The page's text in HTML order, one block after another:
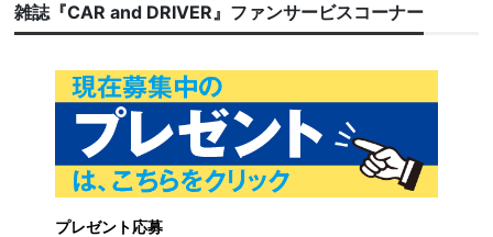
雑誌『CAR and DRIVER』ファンサービスコーナー
プレゼント応募